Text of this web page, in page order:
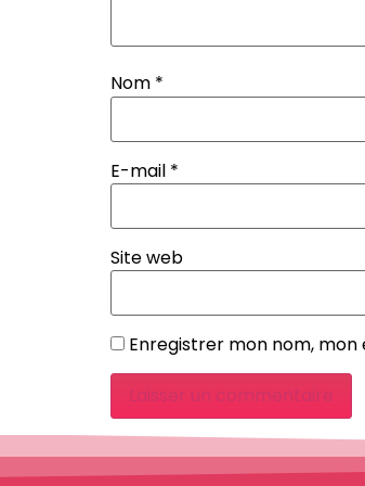
Nom *
E-mail *
Site web
Enregistrer mon nom,